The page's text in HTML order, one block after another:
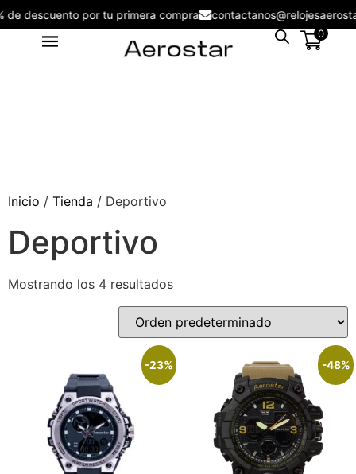
Reloj Aerostar 2155102 Nuove
S/199.00
de descuento por tu primera compra
0
Inicio / Tienda / Deportivo
Deportivo
Mostrando los 4 resultados
-23% -48%